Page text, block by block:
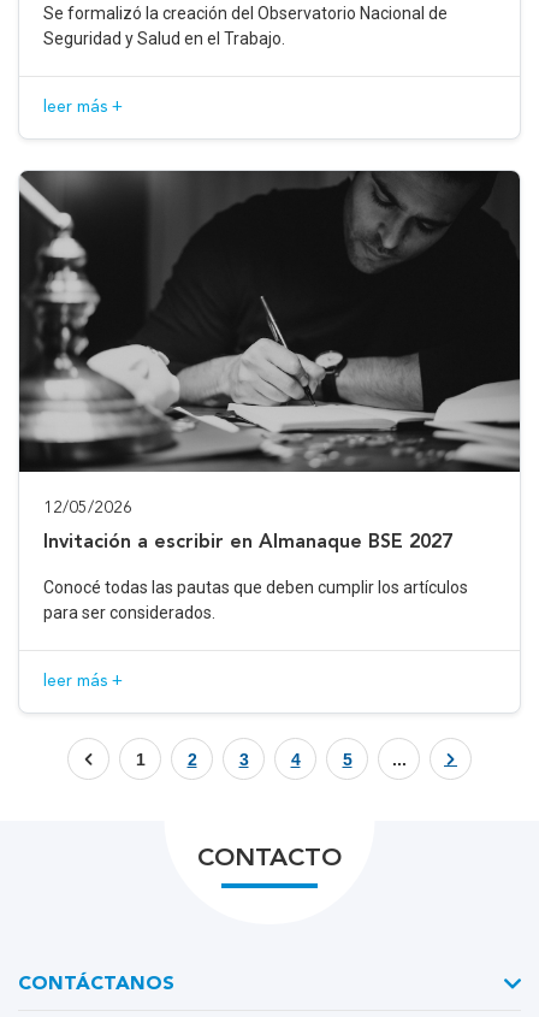
Se formalizó la creación del Observatorio Nacional de
Seguridad y Salud en el Trabajo.
leer más +
12/05/2026
Invitación a escribir en Almanaque BSE 2027
Conocé todas las pautas que deben cumplir los artículos
para ser considerados.
leer más +
1 2 3 4 5 ...
CONTACTO
CONTÁCTANOS